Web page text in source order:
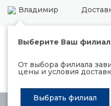
Владимир
Выберите Ваш филиал
От выбора филиала
цены и условия
Выбрать филиал
Распродажа